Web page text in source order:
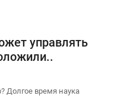
управлять
Долгое время наука